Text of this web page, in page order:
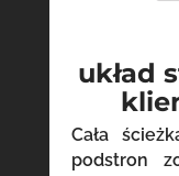
układ
Cała
podstron